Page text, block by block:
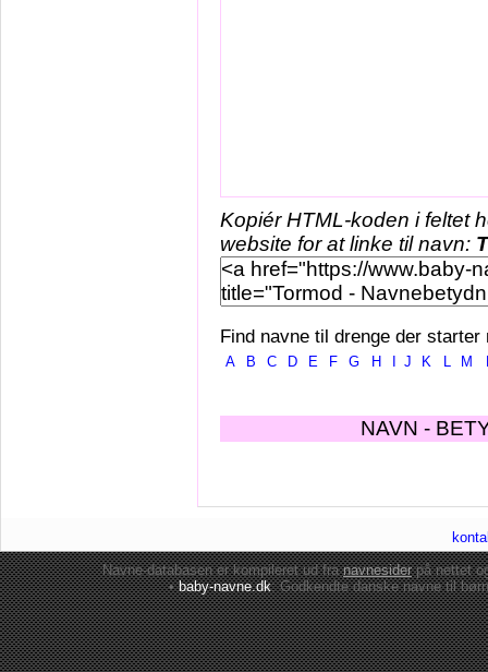
Kopiér HTML-koden i feltet
website for at linke til navn:
Find navne til drenge der starter
A B C D E F G H J K L M
NAVN -
Navne-databasen er kompileret ud franavnesiderpå nettet
•baby-navne.dk: Godkendte danskenavne til børn